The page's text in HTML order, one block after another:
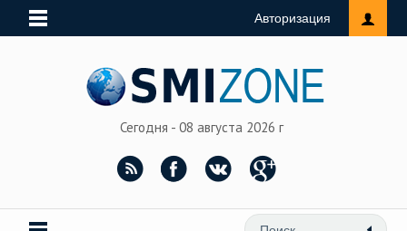
Авторизация
Сегодня - 08 августа 2026 г